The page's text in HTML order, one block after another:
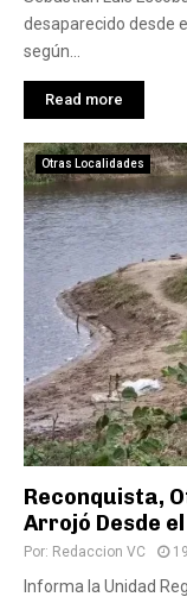
desaparecido desde
según...
Read more
Otras Localidades
Reconquista,
Arrojó Desde
Por: Redaccion VC
Informa la Unidad